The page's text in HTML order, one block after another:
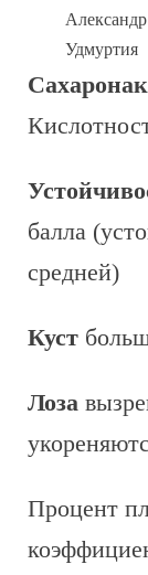
Удмуртия
балла
средней)
Куст
Лоза
Процент